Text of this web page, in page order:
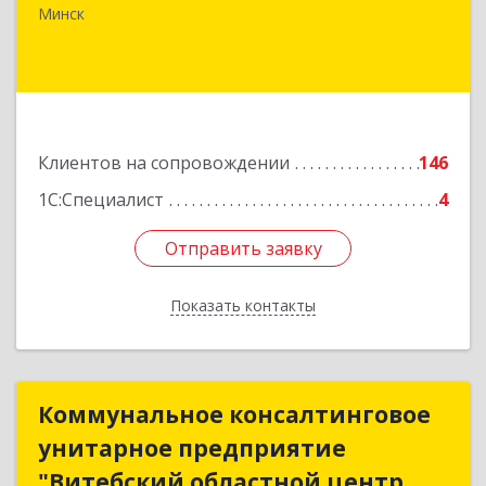
Минск
Клиентов на сопровождении
146
1С:Специалист
4
Отправить заявку
Показать контакты
Отправить заявку
Назад
Коммунальное консалтинговое
унитарное предприятие
Коммунальное консалтинговое
унитарное предприятие